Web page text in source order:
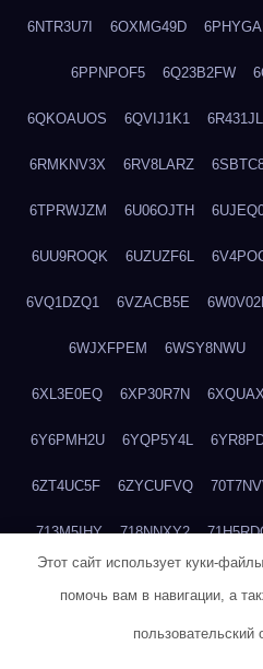
6NTR3U7I 6OXMG49D
6PPNPOF5 6Q23B2FW
6QKOAUOS 6QVIJ1K1
6RMKNV3X 6RV8LARZ
6TPRWJZM 6U06OJTH
6UU9ROQK 6UZUZF6L
6VQ1DZQ1 6VZACB5E
6WJXFPEM 6WSY8NWU
6XL3E0EQ 6XP30R7N
6Y6PMH2U 6YQP5Y4L
6ZT4UC5F 6ZYCUFVQ
713M5IHY 718NNXY2
Этот сайт использует куки-
помочь вам в навигации, а
пользовательский